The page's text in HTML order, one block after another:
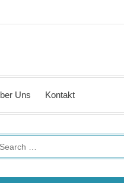
Uns Kontakt